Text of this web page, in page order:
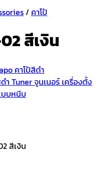
/ คาโป้
สีเงิน
สีเงิน